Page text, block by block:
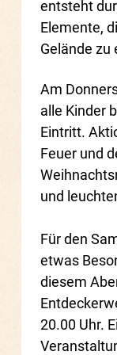
entsteht
Elemente,
Gelände zu
Am
alle Kinder
Eintritt.
Feuer und
und
Für den
etwas
diesem
20.00 Uhr.